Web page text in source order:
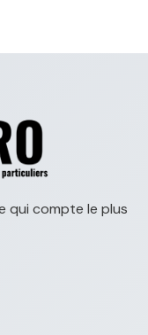
qui compte le plus